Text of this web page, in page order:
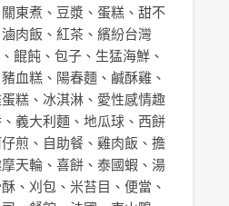
關東煮 、 豆漿 、 蛋糕 、 甜不
滷肉飯 、 紅茶 、 繽紛台灣
、 餛飩 、 包子 、 生猛海鮮 、
豬血糕 、 陽春麵 、 鹹酥雞 、
糕 、 冰淇淋 、 愛性感情趣
、 義大利麵 、 地瓜球 、 西餅
煎 、 自助餐 、 雞肉飯 、 擔
天輪 、 喜餅 、 泰國蝦 、 湯
、 刈包 、 米苔目 、 便當 、